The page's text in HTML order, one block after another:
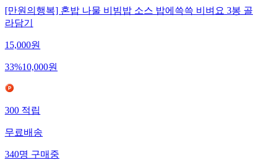
[만원의행복] 혼밥 나물 비빔밥 소스 밥에쓱쓱 비벼요 3봉 골
라담기
15,000원
33%10,000원
300적립
무료배송
340명구매중